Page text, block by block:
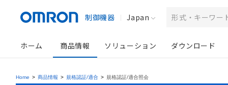
制御機器 Japan
ホーム 商品情報 ソリューション ダウンロード
Home > 商品情報 > 規格認証/適合 > 規格認証/適合照会